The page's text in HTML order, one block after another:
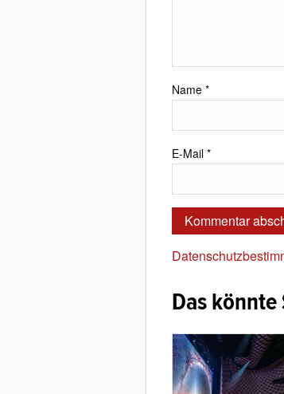
Name *
E-Mail *
Das